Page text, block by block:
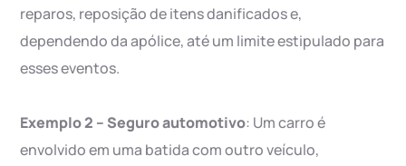
reparos, reposição de itens danificados e,
dependendo da apólice, até um limite estipulado para
esses eventos.
Exemplo 2 – Seguro automotivo: Um carro é
envolvido em uma batida com outro veículo,